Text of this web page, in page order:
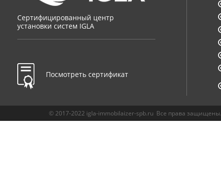
Сертифицированный центр
установки систем IGLA
Посмотреть сертификат
© 2017-2022 igla-immobilaizer-spb.ru Все права